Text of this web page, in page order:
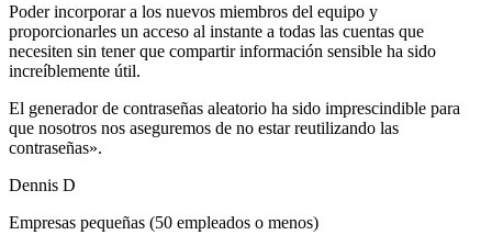
Poder incorporar a los nuevos miembros del equipo y
proporcionarles un acceso al instante a todas las cuentas que
necesiten sin tener que compartir información sensible ha sido
increíblemente útil.
El generador de contraseñas aleatorio ha sido imprescindible para
que nosotros nos aseguremos de no estar reutilizando las
contraseñas».
Dennis D
Empresas pequeñas (50 empleados o menos)